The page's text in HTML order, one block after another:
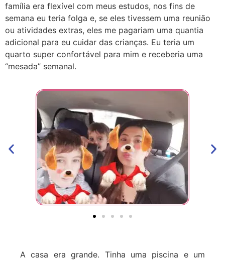
família era flexível com meus estudos, nos fins de
semana eu teria folga e, se eles tivessem uma reunião
ou atividades extras, eles me pagariam uma quantia
adicional para eu cuidar das crianças. Eu teria um
quarto super confortável para mim e receberia uma
“mesada” semanal.
A casa era grande. Tinha uma piscina e um